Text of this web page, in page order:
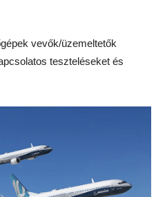
vevők/üzemeltetők
teszteléseket és